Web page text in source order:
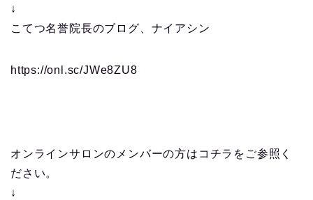
↓
こてつ名誉院長のブログ、ナイアシン
https://onl.sc/JWe8ZU8
オンラインサロンのメンバーの方はコチラをご参照く
ださい。
↓